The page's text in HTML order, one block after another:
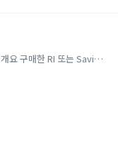
개요 Subscription(약정) 할인 분석 개요 구매한 RI 또는 Savings Plans를 사용하여 사용중인 서비스에 적용되는 할인을 상세 내역과 함께 제공합니다. Subscription(약정) 할인 분석 Cloud Z Bill 좌측메뉴 할인 분석 선...